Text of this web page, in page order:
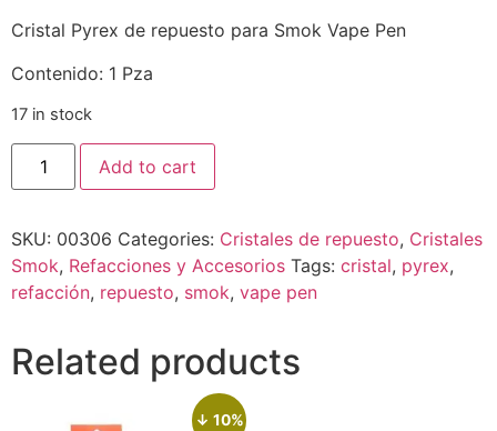
Cristal Pyrex de repuesto para Smok Vape Pen
Contenido: 1 Pza
17 in stock
Add to cart
SKU: 00306 Categories: Cristales de repuesto, Cristales
Smok, Refacciones y Accesorios Tags: cristal, pyrex,
refacción, repuesto, smok, vape pen
Related products
↓ 10%